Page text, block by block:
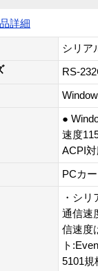
詳細
シリア
RS-
●
速度
ACPI
PCカ
・シ
通信速
信速度
ト
5101規